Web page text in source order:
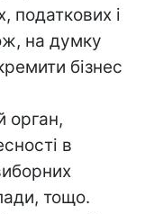
податкових і
на думку
бізнес
орган,
в
тощо.